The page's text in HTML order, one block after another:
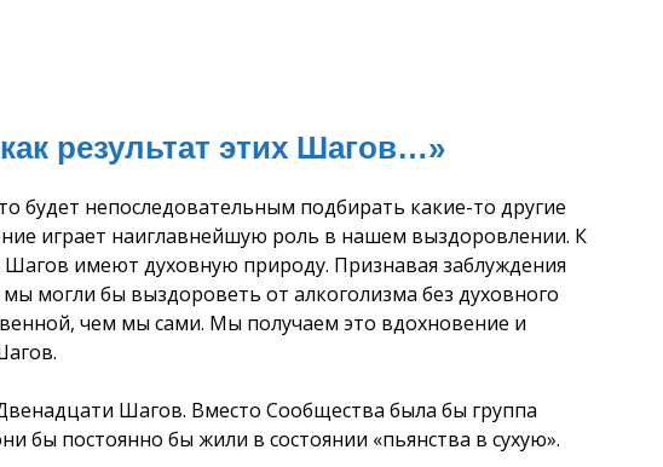
результат этих Шагов…»
будет непоследовательным подбирать какие-то другие
играет наиглавнейшую роль в нашем выздоровлении. К
имеют духовную природу. Признавая заблуждения
могли бы выздороветь от алкоголизма без духовного
чем мы сами. Мы получаем это вдохновение и
Шагов. Вместо Сообщества была бы группа
бы постоянно бы жили в состоянии «пьянства в сухую».